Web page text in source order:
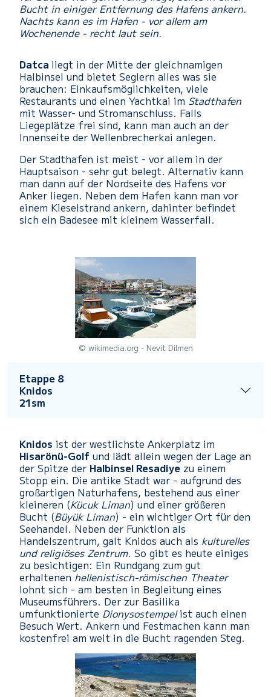
Bucht in einiger Entfernung des Hafens ankern.
Nachts kann es im Hafen - vor allem am
Wochenende - recht laut sein.
Datca liegt in der Mitte der gleichnamigen
Halbinsel und bietet Seglern alles was sie
brauchen: Einkaufsmöglichkeiten, viele
Restaurants und einen Yachtkai im Stadthafen
mit Wasser- und Stromanschluss. Falls
Liegeplätze frei sind, kann man auch an der
Innenseite der Wellenbrecherkai anlegen.
Der Stadthafen ist meist - vor allem in der
Hauptsaison - sehr gut belegt. Alternativ kann
man dann auf der Nordseite des Hafens vor
Anker liegen. Neben dem Hafen kann man vor
einem Kieselstrand ankern, dahinter befindet
sich ein Badesee mit kleinem Wasserfall.
© wikimedia.org - Nevit Dilmen
Etappe 8
Knidos
21sm
Knidos ist der westlichste Ankerplatz im
Hisarönü-Golf und lädt allein wegen der Lage an
der Spitze der Halbinsel Resadiye zu einem
Stopp ein. Die antike Stadt war - aufgrund des
großartigen Naturhafens, bestehend aus einer
kleineren (Kücuk Liman) und einer größeren
Bucht (Büyük Liman) - ein wichtiger Ort für den
Seehandel. Neben der Funktion als
Handelszentrum, galt Knidos auch als kulturelles
und religiöses Zentrum. So gibt es heute einiges
zu besichtigen: Ein Rundgang zum gut
erhaltenen hellenistisch-römischen Theater
lohnt sich - am besten in Begleitung eines
Museumsführers. Der zur Basilika
umfunktionierte Dionysostempelist auch einen
Besuch Wert. Ankern und Festmachen kann man
kostenfrei am weit in die Bucht ragenden Steg.